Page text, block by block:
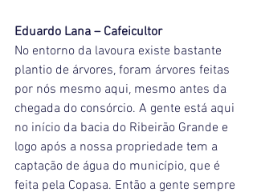
Eduardo Lana – Cafeicultor
No entorno da lavoura existe bastante
plantio de árvores, foram árvores feitas
por nós mesmo aqui, mesmo antes da
chegada do consórcio. A gente está aqui
no início da bacia do Ribeirão Grande e
logo após a nossa propriedade tem a
captação de água do município, que é
feita pela Copasa. Então a gente sempre